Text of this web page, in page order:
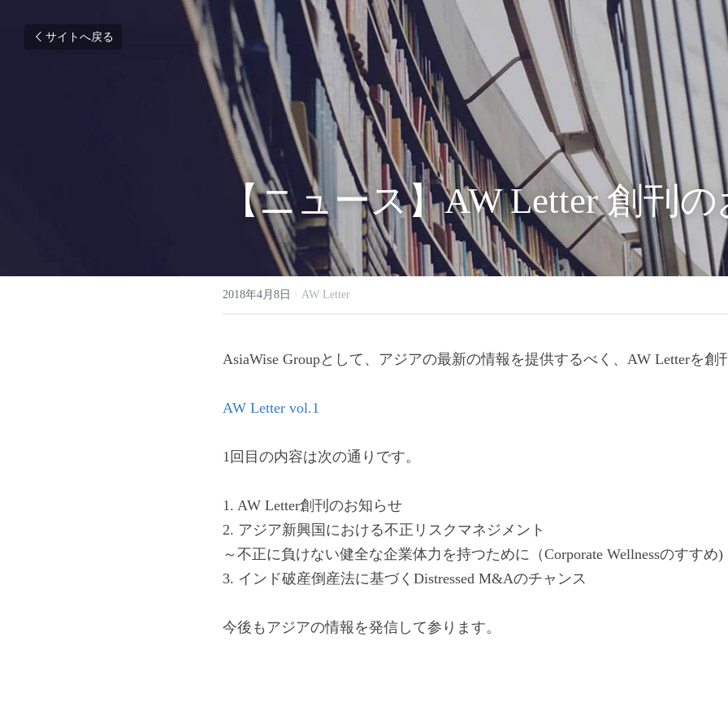
サイトへ戻る
【ニュース】AW Letter 創刊
せ
2018年4月8日 ·AW Letter
AsiaWise Groupとして、アジアの最新の情報を提供するべく、AW Letter
AW Letter vol.1
1回目の内容は次の通りです。
1. AW Letter創刊のお知らせ
2. アジア新興国における不正リスクマネジメント
～不正に負けない健全な企業体力を持つために（Corporate Wellnessのす
3. インド破産倒産法に基づくDistressed M&Aのチャンス
今後もアジアの情報を発信して参ります。